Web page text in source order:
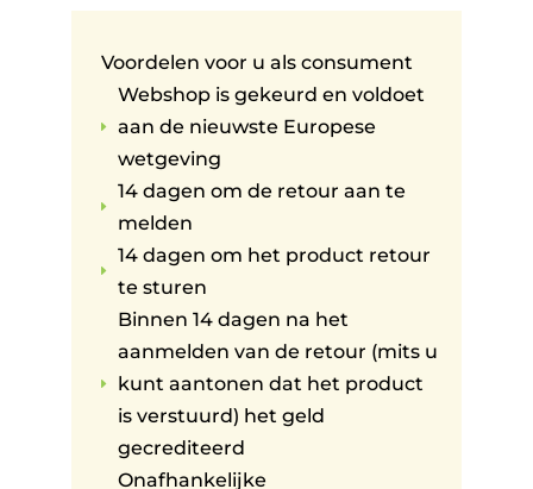
Voordelen voor u als consument
E
Webshop is gekeurd en voldoet
aan de nieuwste Europese
wetgeving
E
14 dagen om de retour aan te
melden
E
14 dagen om het product retour
te sturen
E
Binnen 14 dagen na het
aanmelden van de retour (mits u
kunt aantonen dat het product
is verstuurd) het geld
gecrediteerd
Onafhankelijke